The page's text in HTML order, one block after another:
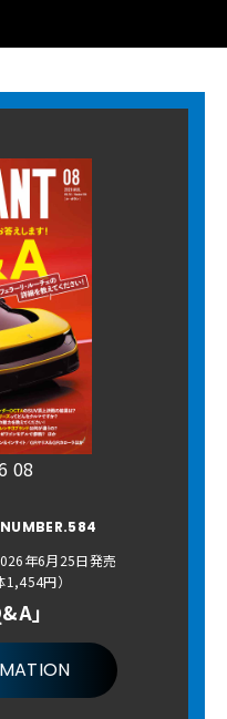
08
年6月25日発売
円）
」